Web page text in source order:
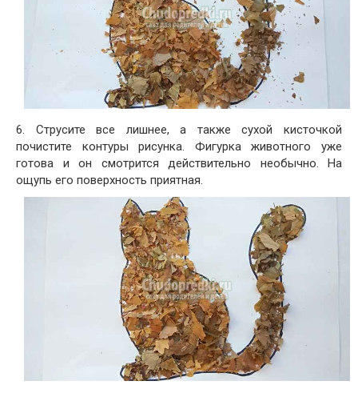
6. Струсите все лишнее, а также сухой кисточкой
почистите контуры рисунка. Фигурка животного уже
готова и он смотрится действительно необычно. На
ощупь его поверхность приятная.